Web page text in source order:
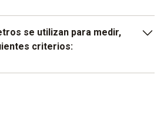
se utilizan para medir,
criterios: